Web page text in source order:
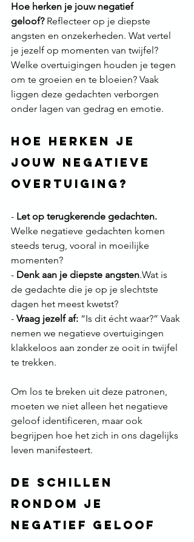
Hoe herken je jouw negatief
geloof? Reflecteer op je diepste
angsten en onzekerheden. Wat vertel
je jezelf op momenten van twijfel?
Welke overtuigingen houden je tegen
om te groeien en te bloeien? Vaak
liggen deze gedachten verborgen
onder lagen van gedrag en emotie.
Hoe herken je
jouw negatieve
overtuiging?
- Let op terugkerende gedachten.
Welke negatieve gedachten komen
steeds terug, vooral in moeilijke
momenten?
- Denk aan je diepste angsten.Wat is
de gedachte die je op je slechtste
dagen het meest kwetst?
- Vraag jezelf af: “Is dit écht waar?” Vaak
nemen we negatieve overtuigingen
klakkeloos aan zonder ze ooit in twijfel
te trekken.
Om los te breken uit deze patronen,
moeten we niet alleen het negatieve
geloof identificeren, maar ook
begrijpen hoe het zich in ons dagelijks
leven manifesteert.
De Schillen
Rondom Je
Negatief Geloof